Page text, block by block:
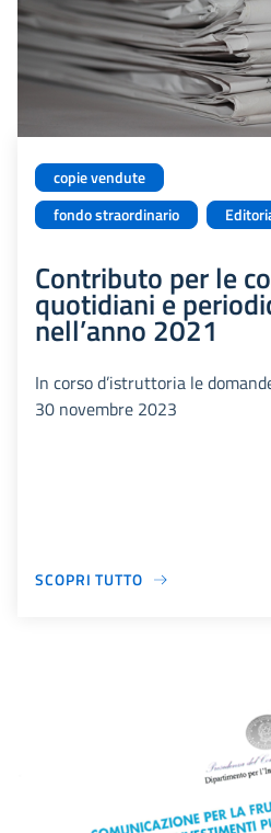
copie vendute
fondo straordinario
Contributo per le
quotidiani e
nell’anno 2021
In corso d’istruttoria le
30 novembre 2023
SCOPRI TUTTO